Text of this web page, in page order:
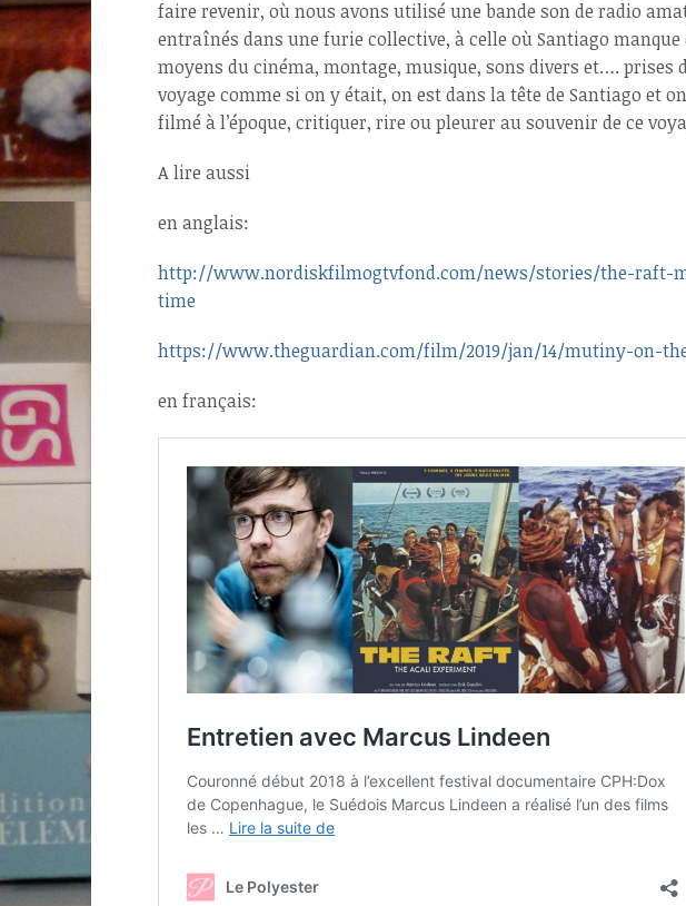
faire revenir, où nous avons utilisé une bande son de radio
entraînés dans une furie collective, à celle où Santiago
moyens du cinéma, montage, musique, sons divers et….
voyage comme si on y était, on est dans la tête de Santiago et
filmé à l’époque, critiquer, rire ou pleurer au souvenir de ce
A lire aussi
en anglais:
http://www.nordiskfilmogtvfond.com/news/stories/the-raft-
time
https://www.theguardian.com/film/2019/jan/14/mutiny-on-
en français: